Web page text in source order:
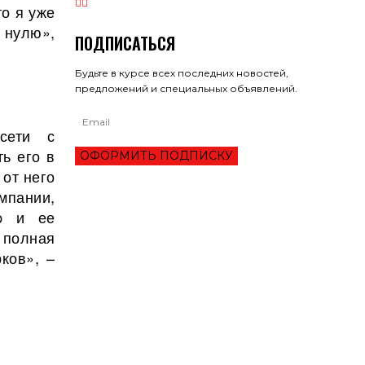
я уже
нулю»,
с
его в
него
и ее
–
ПОДПИСАТЬСЯ
Будьте в курсе всех последних новостей,
предложений и специальных объявлений.
ОФОРМИТЬ ПОДПИСКУ